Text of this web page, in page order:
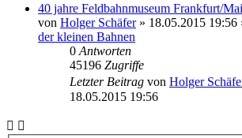
40 jahre Feldbahnmuseum Frankfurt/
von Holger Schäfer» 18.05.2015 19:56
der kleinen Bahnen
0 Antworten
45196 Zugriffe
Letzter Beitrag von Holger
18.05.2015 19:56